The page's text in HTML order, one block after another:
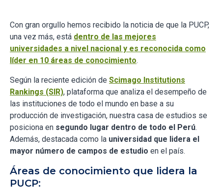
Con gran orgullo hemos recibido la noticia de que la PUCP,
una vez más, está dentro de las mejores
universidades a nivel nacional y es reconocida como
líder en 10 áreas de conocimiento.
Según la reciente edición de Scimago Institutions
Rankings (SIR), plataforma que analiza el desempeño de
las instituciones de todo el mundo en base a su
producción de investigación, nuestra casa de estudios se
posiciona en segundo lugar dentro de todo el Perú.
Además, destacada como la universidad que lidera el
mayor número de campos de estudio en el país.
Áreas de conocimiento que lidera la
PUCP: